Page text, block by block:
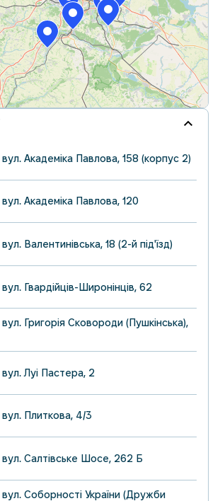
вул. Академіка Павлова, 158 (корпус 2)
вул. Академіка Павлова, 120
Валентинівська, 18 (2-й під'їзд)
вул. Гвардійців-Широнінців, 62
вул. Григорія Сковороди (Пушкінська),
вул. Луі Пастера, 2
вул. Плиткова, 4/3
вул. Салтівське Шосе, 262 Б
вул. Соборності України (Дружби
Leaflet |© OpenStreetMap contributors